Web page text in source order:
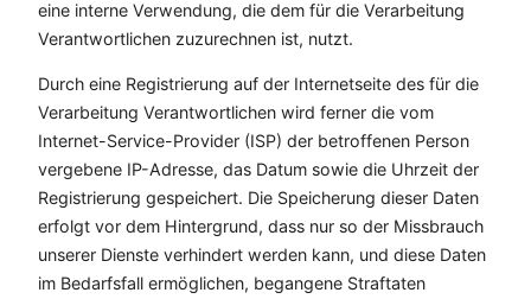
eine interne Verwendung, die dem für die Verarbeitung
Verantwortlichen zuzurechnen ist, nutzt.
Durch eine Registrierung auf der Internetseite des für die
Verarbeitung Verantwortlichen wird ferner die vom
Internet-Service-Provider (ISP) der betroffenen Person
vergebene IP-Adresse, das Datum sowie die Uhrzeit der
Registrierung gespeichert. Die Speicherung dieser Daten
erfolgt vor dem Hintergrund, dass nur so der Missbrauch
unserer Dienste verhindert werden kann, und diese Daten
im Bedarfsfall ermöglichen, begangene Straftaten